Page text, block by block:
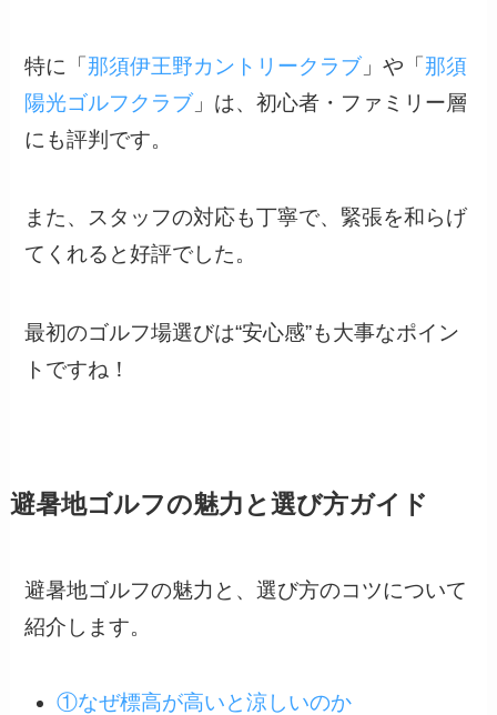
特に「那須伊王野カントリークラブ」や「那須
陽光ゴルフクラブ」は、初心者・ファミリー層
にも評判です。
また、スタッフの対応も丁寧で、緊張を和らげ
てくれると好評でした。
最初のゴルフ場選びは“安心感”も大事なポイン
トですね！
避暑地ゴルフの魅力と選び方ガイド
避暑地ゴルフの魅力と、選び方のコツについて
紹介します。
①なぜ標高が高いと涼しいのか